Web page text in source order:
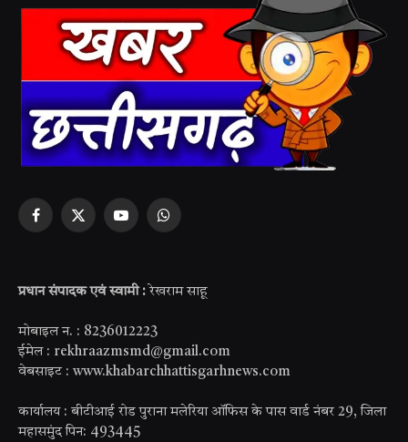
Facebook
X
YouTubeWhatsApp
प्रधान संपादक एवं स्वामी : रेखराम साहू
मोबाइल न. : 8236012223
ईमेल : rekhraazmsmd@gmail.com
वेबसाइट : www.khabarchhattisgarhnews.com
कार्यालय : बीटीआई रोड पुराना मलेरिया ऑफिस के पास वार्ड नंबर 29, जिला
महासमुंद पिन: 493445